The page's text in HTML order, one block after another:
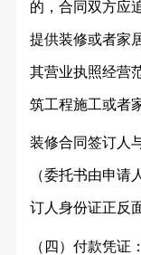
的，合同双方应
提供装修或者家
其营业执照经营
筑工程施工或者
装修合同签订人
（委托书由申请
订人身份证正反
（四）付款凭证